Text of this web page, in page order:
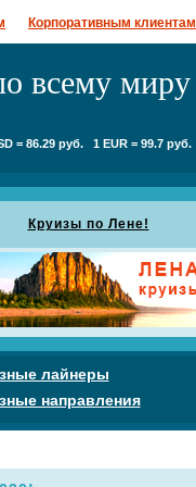
Корпоративным клиентам
всему миру
= 86.29 руб. 1 EUR = 99.7 руб.
Круизы по Лене!
лайнеры
направления